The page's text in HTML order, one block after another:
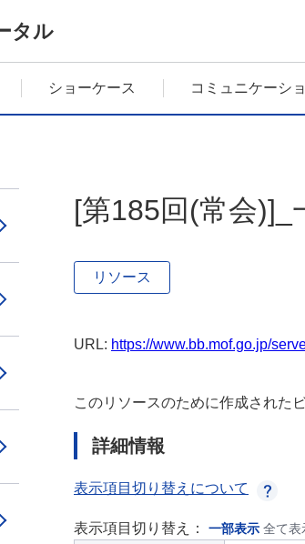
タル
ショーケース コミュニケーシ
[第185回(常会)]_
リソース
URL: https://www.bb.mof.go.jp/
このリソースのために作成された
詳細情報
表示項目切り替えについて
表示項目切り替え： 一部表示 全て表